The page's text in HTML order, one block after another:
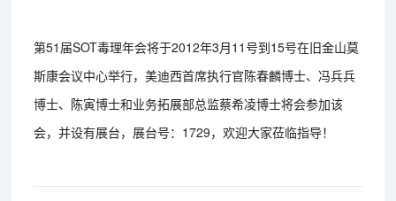
第51届SOT毒理年会将于2012年3月11号到15号在旧金山莫
斯康会议中心举行，美迪西首席执行官陈春麟博士、冯兵兵
博士、陈寅博士和业务拓展部总监蔡希凌博士将会参加该
会，并设有展台，展台号：1729，欢迎大家莅临指导！